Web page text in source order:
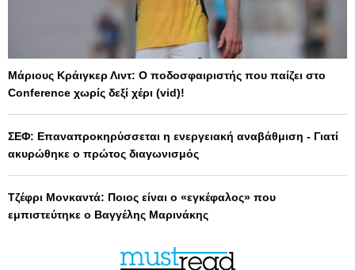
Μάριους Κράιγκερ Λιντ: Ο ποδοσφαιριστής που παίζει στο
Conference χωρίς δεξί χέρι (vid)!
ΣΕΦ: Επαναπροκηρύσσεται η ενεργειακή αναβάθμιση - Γιατί
ακυρώθηκε ο πρώτος διαγωνισμός
Τζέφρι Μονκαντά: Ποιος είναι ο «εγκέφαλος» που
εμπιστεύτηκε ο Βαγγέλης Μαρινάκης